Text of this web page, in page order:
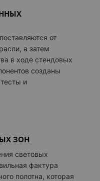
от
а затем
в ходе стендовых
созданы
и
ЗОН
световых
фактура
полотна, которая